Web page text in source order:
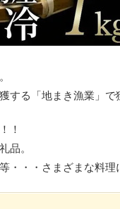
する「地まき漁業」で
！
品。
・・・さまざまな料理